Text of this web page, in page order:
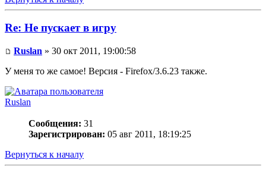
Re: Не пускает в игру
Ruslan » 30 окт 2011, 19:00:58
У меня то же самое! Версия - Firefox/3.6.23 также.
Ruslan
Сообщения: 31
Зарегистрирован: 05 авг 2011, 18:19:25
Вернуться к началу